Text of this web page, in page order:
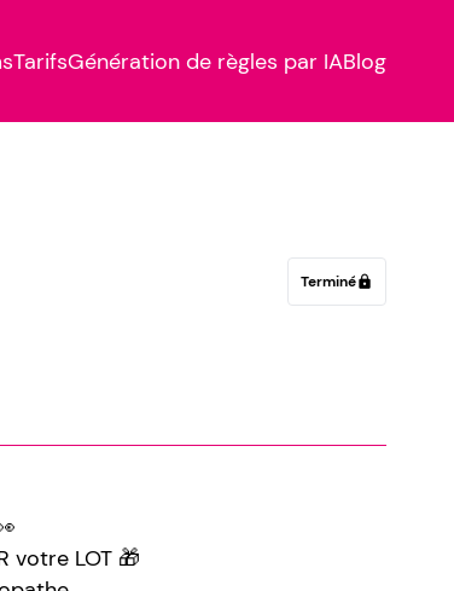
TarifsGénération de règles par IABlog
Terminélock
votre LOT 🎁